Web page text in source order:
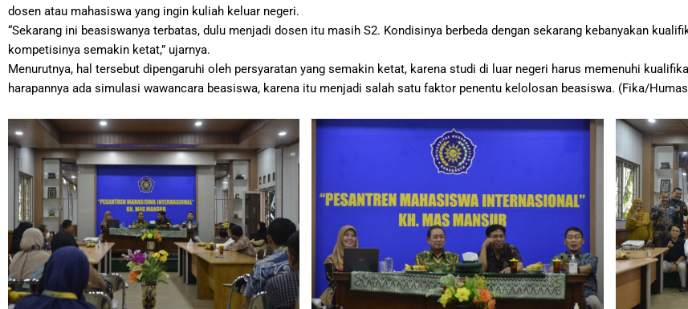
dosen atau mahasiswa yang ingin kuliah keluar negeri.
“Sekarang ini beasiswanya terbatas, dulu menjadi dosen itu masih S2. Kondisinya berbeda dengan sekarang kebanyakan
kompetisinya semakin ketat,” ujarnya.
Menurutnya, hal tersebut dipengaruhi oleh persyaratan yang semakin ketat, karena studi di luar negeri harus memenuhi
harapannya ada simulasi wawancara beasiswa, karena itu menjadi salah satu faktor penentu kelolosan beasiswa. (Fika/